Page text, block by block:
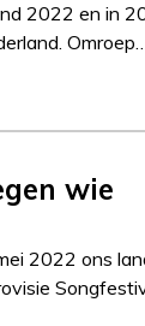
2022 en in
wie
2022 ons